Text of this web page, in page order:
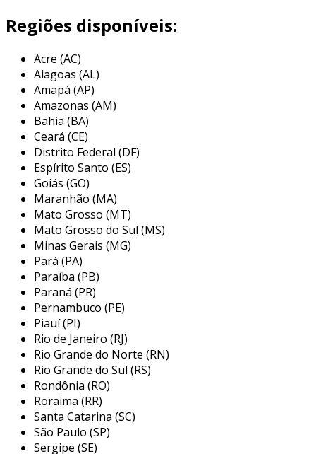
além de uma resolução elevada e uma gama de
geralmente possuem características como
calibração de cores, maior taxa de contraste e
melhor uniformidade de brilho. esses aspectos
garantem que os profissionais consigam
trabalhar com precisão e maior fidelidade nas
imagens que estão manipulando.
principais características de um
monitor profissional
quando se fala em monitores profissionais,
alguns aspectos técnicos são essenciais para
garantir a qualidade necessária para trabalhos
exigentes. a escolha do monitor deve
considerar as seguintes características:
resolução:
monitores profissionais são
frequentemente oferecidos com
resoluções de 4k ou superiores,
proporcionando imagens nítidas e
detalhadas.
gama de cores:
cobrir pelo menos 99% do espaço de
cores srgb, e preferencialmente também
Regiões disponíveis:
Acre (AC)
Alagoas (AL)
Amapá (AP)
Amazonas (AM)
Bahia (BA)
Ceará (CE)
Distrito Federal (DF)
Espírito Santo (ES)
Goiás (GO)
Maranhão (MA)
Mato Grosso (MT)
Mato Grosso do Sul (MS)
Minas Gerais (MG)
Pará (PA)
Paraíba (PB)
Paraná (PR)
Pernambuco (PE)
Piauí (PI)
Rio de Janeiro (RJ)
Rio Grande do Norte (RN)
Rio Grande do Sul (RS)
Rondônia (RO)
Roraima (RR)
Santa Catarina (SC)
São Paulo (SP)
Sergipe (SE)